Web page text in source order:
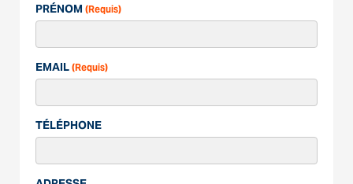
PRÉNOM (Requis)
EMAIL (Requis)
TÉLÉPHONE